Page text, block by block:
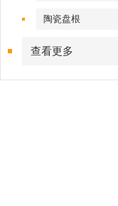
陶瓷盘根
查看更多